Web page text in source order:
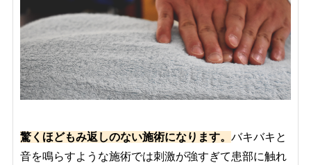
驚くほどもみ返しのない施術になります。 バキバキと
音を鳴らすような施術では刺激が強すぎて患部に触れ